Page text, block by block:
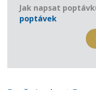
Jak napsat
poptávek